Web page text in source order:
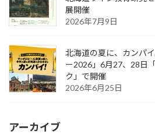
展開催
2026年7月9日
北海道の夏に、カンパ
ー2026」6月27、28日
ク」で開催
2026年6月25日
アーカイブ